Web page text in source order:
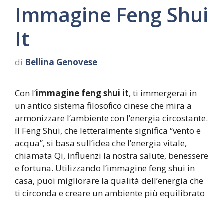
Immagine Feng Shui
It
di Bellina Genovese
Con l’immagine feng shui it, ti immergerai in
un antico sistema filosofico cinese che mira a
armonizzare l’ambiente con l’energia circostante.
Il Feng Shui, che letteralmente significa “vento e
acqua”, si basa sull’idea che l’energia vitale,
chiamata Qi, influenzi la nostra salute, benessere
e fortuna. Utilizzando l’immagine feng shui in
casa, puoi migliorare la qualità dell’energia che
ti circonda e creare un ambiente più equilibrato